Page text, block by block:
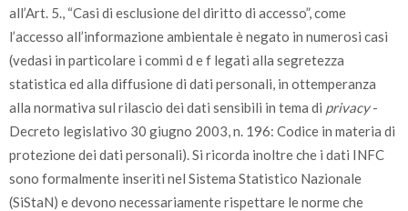
all’Art. 5., “Casi di esclusione del diritto di accesso”, come
l’accesso all’informazione ambientale è negato in numerosi casi
(vedasi in particolare i commi d e f legati alla segretezza
statistica ed alla diffusione di dati personali, in ottemperanza
alla normativa sul rilascio dei dati sensibili in tema di privacy-
Decreto legislativo 30 giugno 2003, n. 196: Codice in materia di
protezione dei dati personali). Si ricorda inoltre che i dati INFC
sono formalmente inseriti nel Sistema Statistico Nazionale
(SiStaN) e devono necessariamente rispettare le norme che